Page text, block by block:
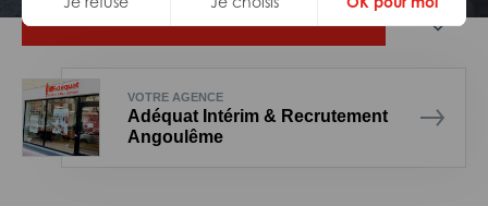
VOTRE AGENCE
Adéquat Intérim & Recrutement
Angoulême